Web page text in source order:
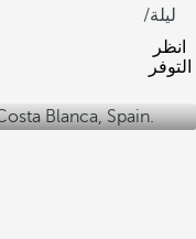
/ليلة
انظر
التوفر